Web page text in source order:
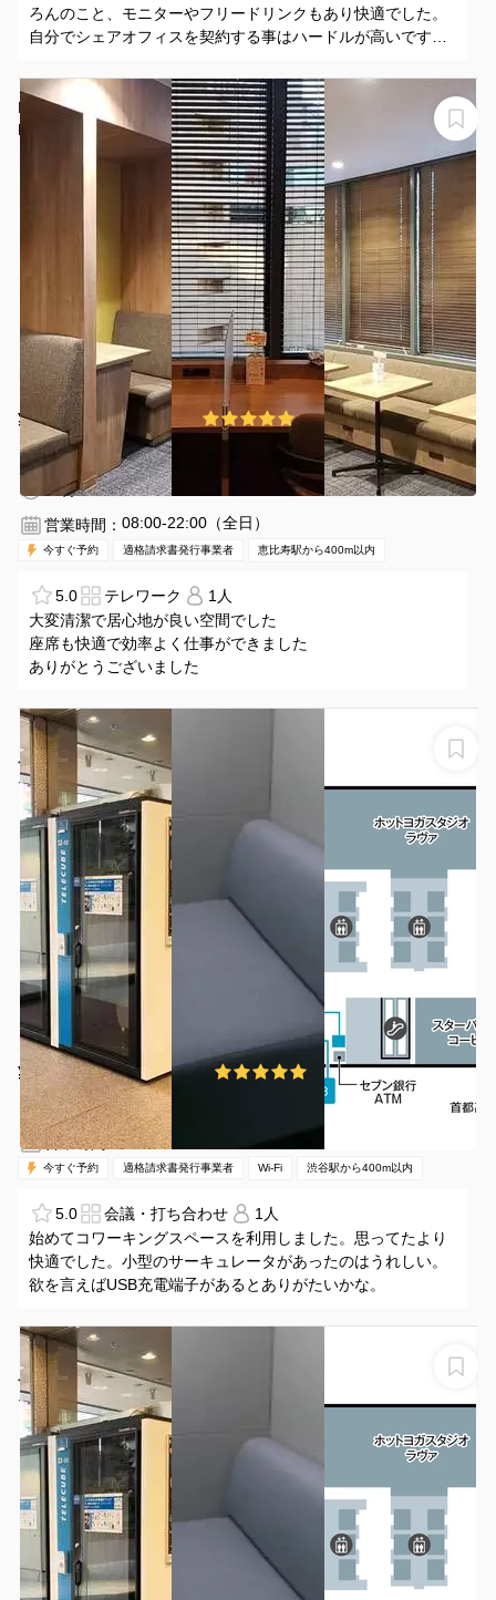
ろんのこと、モニターやフリードリンクもあり快適でした。
自分でシェアオフィスを契約する事はハードルが高いですが
H1T恵比寿 OPENSPACE
H1T恵比寿 OPENSPACE
¥871 〜 ¥1210 5.0 (1件)
恵比寿駅 徒歩1分東京都渋谷区恵比寿西1-7-7
1名
30分〜
営業時間： 08:00-22:00（全日）
今すぐ予約 適格請求書発行事業者 恵比寿駅から400m以内
5.0 テレワーク
1人
大変清潔で居心地が良い空間でした
座席も快適で効率よく仕事ができました
ありがとうございました
【Telecube（テレキューブ）】渋谷クロスタワープライ
ベートな空間で集中できる1人用の個室型ワークスペース
33-02
テレキューブ渋谷クロスタワー33-02
¥1500 〜 ¥1500 /時間 5.0 (1件)
渋谷駅 徒歩4分 東京都渋谷区渋谷2-15-1
15分〜
営業時間：08:00-21:00（全日）
今すぐ予約 適格請求書発行事業者 Wi-Fi 渋谷駅から400m以内
5.0 会議・打ち合わせ
1人
始めてコワーキングスペースを利用しました。思ってたより
快適でした。小型のサーキュレータがあったのはうれしい。
欲を言えばUSB充電端子があるとありがたいかな。
【Telecube（テレキューブ）】渋谷クロスタワープライ
ベートな空間で集中できる1人用の個室型ワークスペース
33-03
テレキューブ渋谷クロスタワー33-03